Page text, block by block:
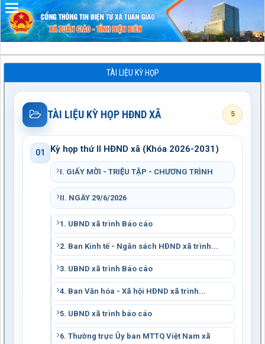
TÀI LIỆU KỲ HỌP
TÀI LIỆU KỲ HỌP HĐND XÃ 5
01 Kỳ họp thứ II HĐND xã (Khóa 2026-2031)
I. GIẤY MỜI - TRIỆU TẬP - CHƯƠNG TRÌNH
II. NGÀY 29/6/2026
1. UBND xã trình Báo cáo
2. Ban Kinh tế - Ngân sách HĐND xã trình...
3. UBND xã trình Báo cáo
4. Ban Văn hóa - Xã hội HĐND xã trình...
5. UBND xã trình báo cáo
6. Thường trực Ủy ban MTTQ Việt Nam xã
Đã kết nối EMC